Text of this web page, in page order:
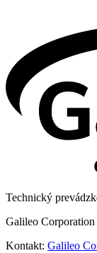
Technický
Galileo
Kontakt: Galileo